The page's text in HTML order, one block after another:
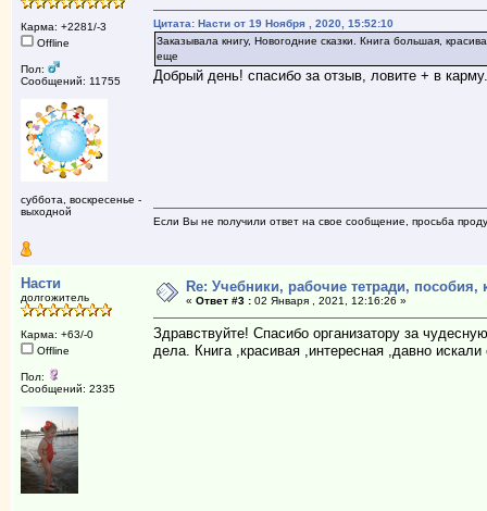
Карма: +2281/-3
Offline
Пол:
Сообщений: 11755
суббота, воскресенье -
выходной
Цитата: Насти от 19 Ноября , 2020, 15:52:10
Заказывала книгу, Новогодние сказки. Книга большая,
еще
Добрый день! спасибо за отзыв, ловите + в карму.
Если Вы не получили ответ на свое сообщение, просьба
Насти
долгожитель
Карма: +63/-0
Offline
Пол:
Сообщений: 2335
Re: Учебники, рабочие тетради,
« Ответ #3 :02 Января , 2021, 12:16:26 »
Здравствуйте! Спасибо организатору за
дела. Книга ,красивая ,интересная ,давно